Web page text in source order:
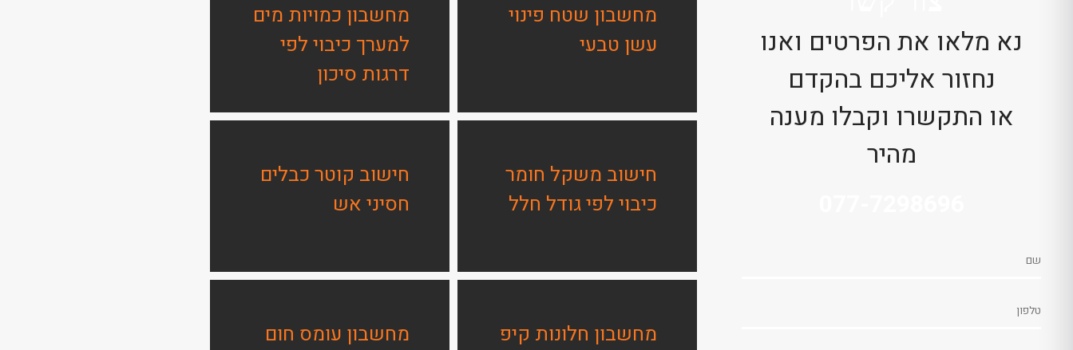
מחשבון שטח פינוי
עשן טבעי
מחשבון כמויות מים
למערך כיבוי לפי
דרגות סיכון
חישוב משקל חומר
כיבוי לפי גודל חלל
חישוב קוטר כבלים
חסיני אש
מחשבון חלונות קיפ מחשבון עומס חום
נא מלאו את הפרטים ואנו
נחזור אליכם בהקדם
או התקשרו וקבלו מענה
מהיר